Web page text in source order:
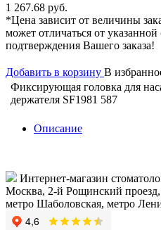
1 267.68 руб.
*Цена зависит от величины
может отличаться от
подтверждения Вашего заказа!
Добавить в корзину В
Фиксирующая головка для
держателя SF1981 587
Описание
Интернет-магазин
Москва, 2-й Рощинский
метро Шаболовская, метро